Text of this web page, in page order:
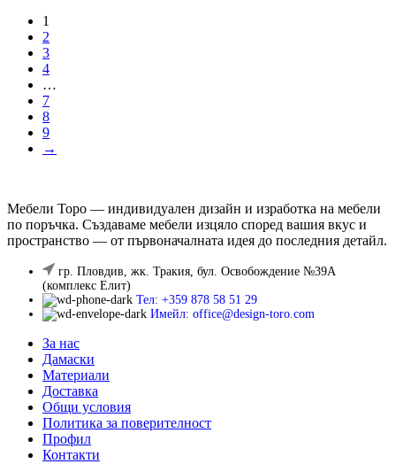
1
2
3
4
…
7
8
9
→
Мебели Торо — индивидуален дизайн и изработка на мебели
по поръчка. Създаваме мебели изцяло според вашия вкус и
пространство — от първоначалната идея до последния детайл.
гр. Пловдив, жк. Тракия, бул. Освобождение №39А
(комплекс Елит)
Тел: +359 878 58 51 29
Имейл: office@design-toro.com
За нас
Дамаски
Материали
Доставка
Общи условия
Политика за поверителност
Профил
Контакти